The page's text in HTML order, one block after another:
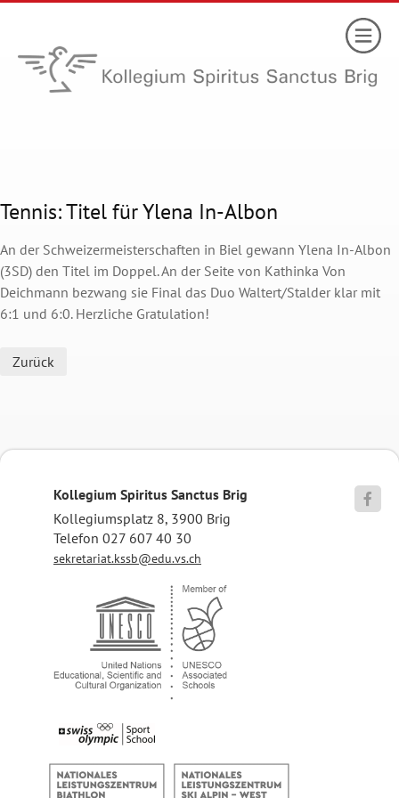
Tennis: Titel für Ylena In-Albon
An der Schweizermeisterschaften in Biel gewann Ylena In-Albon
(3SD) den Titel im Doppel. An der Seite von Kathinka Von
Deichmann bezwang sie Final das Duo Waltert/Stalder klar mit
6:1 und 6:0. Herzliche Gratulation!
Zurück
Kollegium Spiritus Sanctus Brig
Kollegiumsplatz 8, 3900 Brig
Telefon 027 607 40 30
sekretariat.kssb@edu.vs.ch
